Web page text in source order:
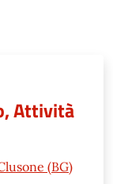
Attività
(BG)